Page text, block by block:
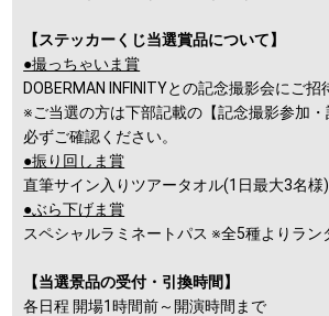
【ステッカーくじ当選賞品について】
●撮っちゃいま賞
DOBERMAN INFINITYとの記念撮影会にご
※ご当選の方は下部記載の【記念撮影参加
必ずご確認ください。
●振り回しま賞
直筆サイン入りツアータオル(1日最大3名様)
●ぶら下げま賞
スペシャルラミネートパス ※全5種よりラン
【当選景品の受付・引換時間】
各日程 開場1時間前～開演時間まで